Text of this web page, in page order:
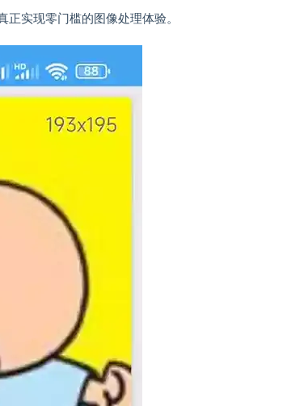
实现零门槛的图像处理体验。